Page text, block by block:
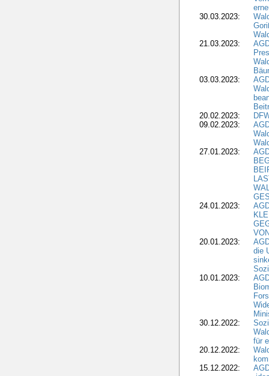
30.03.2023:
21.03.2023:
03.03.2023:
20.02.2023:
09.02.2023:
27.01.2023:
24.01.2023:
20.01.2023:
die
10.01.2023:
30.12.2022:
für
20.12.2022:
15.12.2022: